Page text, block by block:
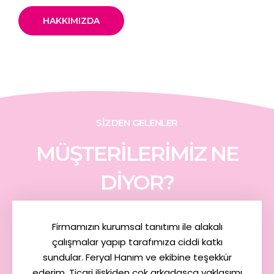
HAKKIMIZDA
SIZDEN GELENLER
MÜŞTERILERIMIZ NE
DIYOR?
Firmamızın kurumsal tanıtımı ile alakalı
çalışmalar yapıp tarafımıza ciddi katkı
sundular. Feryal Hanım ve ekibine teşekkür